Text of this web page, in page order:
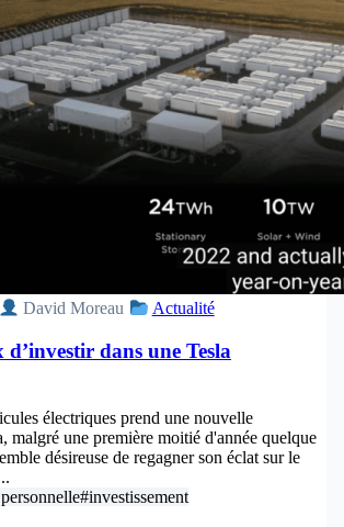
David Moreau Actualité
dans une Tesla
électriques prend une nouvelle
malgré une première moitié d'année quelque
désireuse de regagner son éclat sur le
#investissement